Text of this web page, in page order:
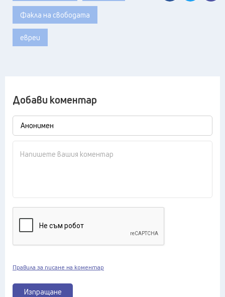
Факла на свободата
евреи
Добави коментар
Изпращане
Правила за писане на коментар